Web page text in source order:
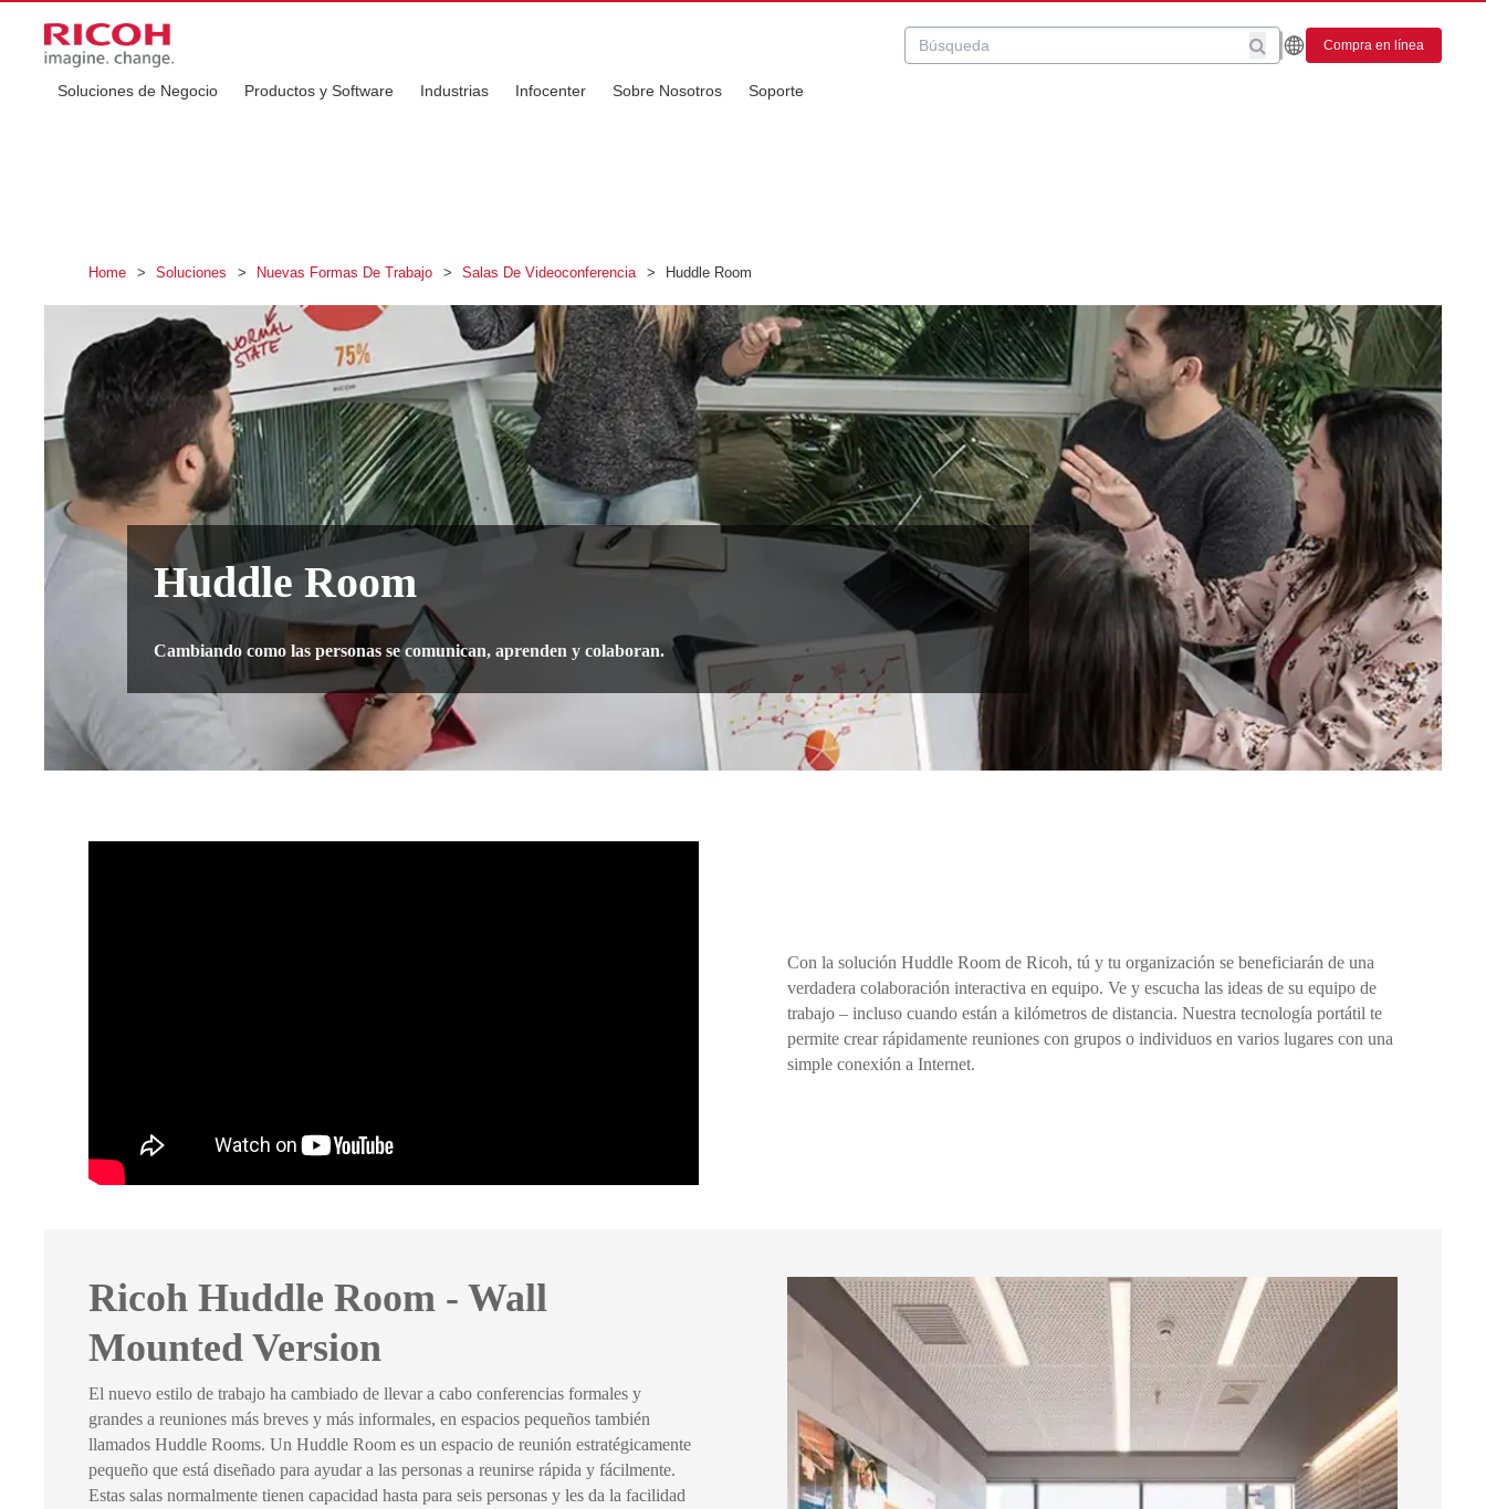
Compra en línea
Soluciones de Negocio Productos y Software Industrias Infocenter Sobre Nosotros Soporte
Home > Soluciones > Nuevas Formas De Trabajo > Salas De Videoconferencia > Huddle Room
Huddle Room
Cambiando como las personas se comunican, aprenden y colaboran.
Con la solución Huddle Room de Ricoh, tú y tu organización se beneficiarán de una
verdadera colaboración interactiva en equipo. Ve y escucha las ideas de su equipo de
trabajo – incluso cuando están a kilómetros de distancia. Nuestra tecnología portátil te
permite crear rápidamente reuniones con grupos o individuos en varios lugares con una
simple conexión a Internet.
Ricoh Huddle Room - Wall
Mounted Version
El nuevo estilo de trabajo ha cambiado de llevar a cabo conferencias formales y
grandes a reuniones más breves y más informales, en espacios pequeños también
llamados Huddle Rooms. Un Huddle Room es un espacio de reunión estratégicamente
pequeño que está diseñado para ayudar a las personas a reunirse rápida y fácilmente.
Estas salas normalmente tienen capacidad hasta para seis personas y les da la facilidad